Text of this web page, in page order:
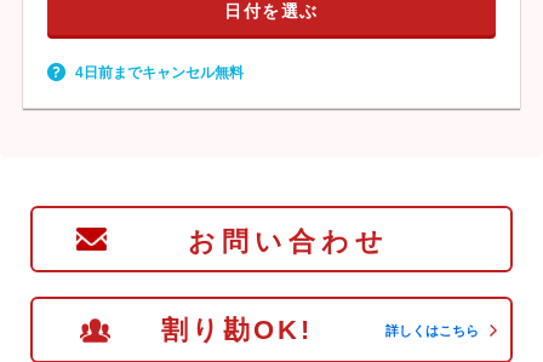
日付を選ぶ
4日前までキャンセル無料
お問い合わせ
割り勘OK! 詳しくはこちら